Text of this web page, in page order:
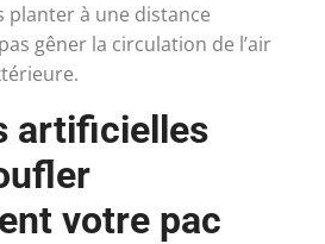
planter à une distance
gêner la circulation de l’air
artificielles
votre pac